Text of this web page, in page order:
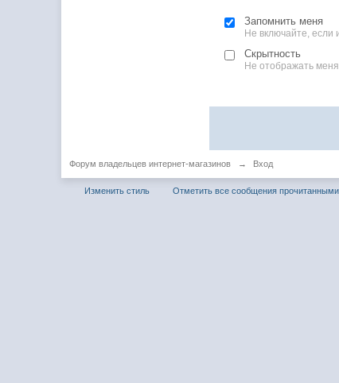
Запомнить меня
Не включайте, если
Скрытность
Не отображать
Форум владельцев интернет-магазинов → Вход
Изменить стиль Отметить все сообщения прочитанными